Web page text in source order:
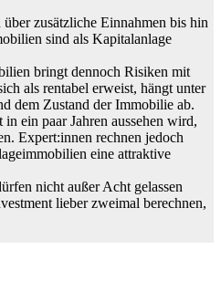
zusätzliche Einnahmen bis hin
sind als Kapitalanlage
bringt dennoch Risiken mit
als rentabel erweist, hängt unter
dem Zustand der Immobilie ab.
ein paar Jahren aussehen wird,
Expert:innen rechnen jedoch
eine attraktive
nicht außer Acht gelassen
lieber zweimal berechnen,